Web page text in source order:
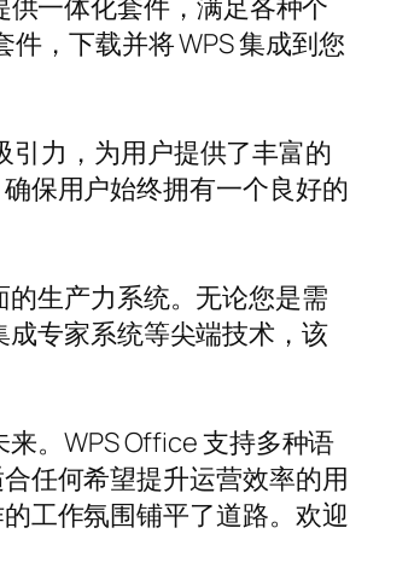
一体化套件，满足各种个
，下载并将 WPS 集成到您
引力，为用户提供了丰富的
保用户始终拥有一个良好的
生产力系统。无论您是需
专家系统等尖端技术，该
。WPS Office 支持多种语
任何希望提升运营效率的用
工作氛围铺平了道路。欢迎